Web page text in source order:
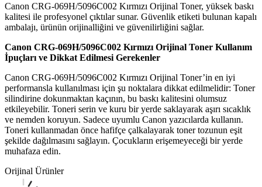
Canon CRG-069H/5096C002 Kırmızı Orijinal Toner, yüksek baskı
kalitesi ile profesyonel çıktılar sunar. Güvenlik etiketi bulunan kapalı
ambalajı, ürünün orijinalliğini ve güvenilirliğini sağlar.
Canon CRG-069H/5096C002 Kırmızı Orijinal Toner Kullanım
İpuçları ve Dikkat Edilmesi Gerekenler
Canon CRG-069H/5096C002 Kırmızı Orijinal Toner’in en iyi
performansla kullanılması için şu noktalara dikkat edilmelidir: Toner
silindirine dokunmaktan kaçının, bu baskı kalitesini olumsuz
etkileyebilir. Toneri serin ve kuru bir yerde saklayarak aşırı sıcaklık
ve nemden koruyun. Sadece uyumlu Canon yazıcılarda kullanın.
Toneri kullanmadan önce hafifçe çalkalayarak toner tozunun eşit
şekilde dağılmasını sağlayın. Çocukların erişemeyeceği bir yerde
muhafaza edin.
Orijinal Ürünler